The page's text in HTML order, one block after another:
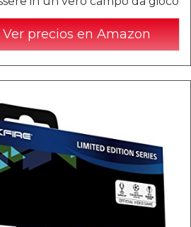
Ver precios en Amazon